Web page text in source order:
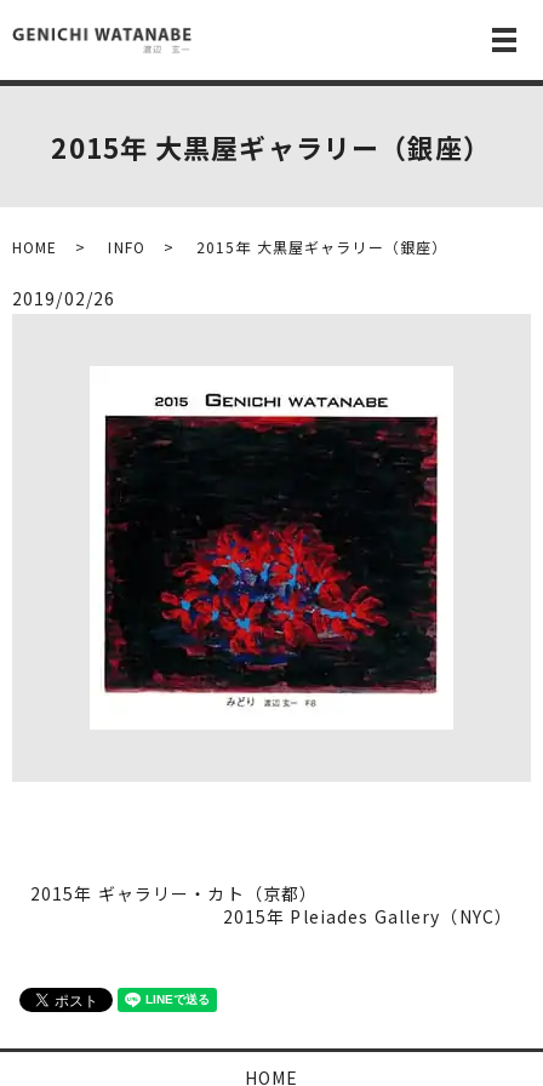
メ
2015年 大黒屋ギャラリー（銀座）
HOME INFO 2015年 大黒屋ギャラリー（銀座）
2019/02/26
2015年 ギャラリー・カト（京都）
2015年 Pleiades Gallery（NYC）
HOME